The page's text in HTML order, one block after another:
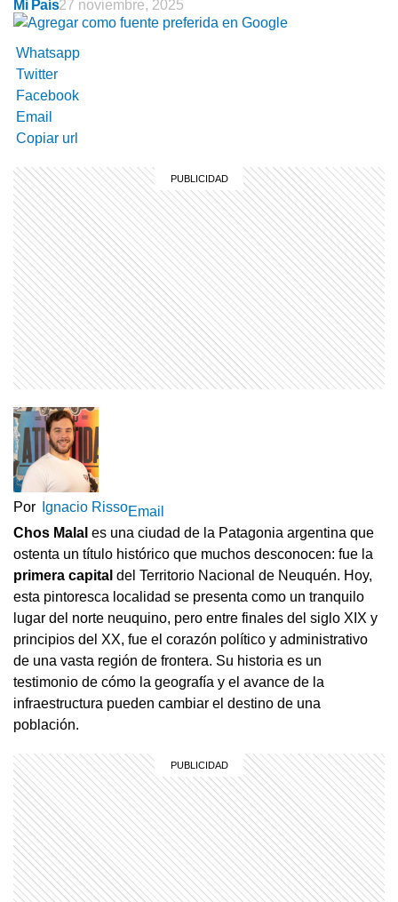
Mi País27 noviembre, 2025
Whatsapp
Twitter
Facebook
Email
Copiar url
Por Ignacio RissoEmail
Chos Malal es una ciudad de la Patagonia argentina que
ostenta un título histórico que muchos desconocen: fue la
primera capital del Territorio Nacional de Neuquén. Hoy,
esta pintoresca localidad se presenta como un tranquilo
lugar del norte neuquino, pero entre finales del siglo XIX y
principios del XX, fue el corazón político y administrativo
de una vasta región de frontera. Su historia es un
testimonio de cómo la geografía y el avance de la
infraestructura pueden cambiar el destino de una
población.